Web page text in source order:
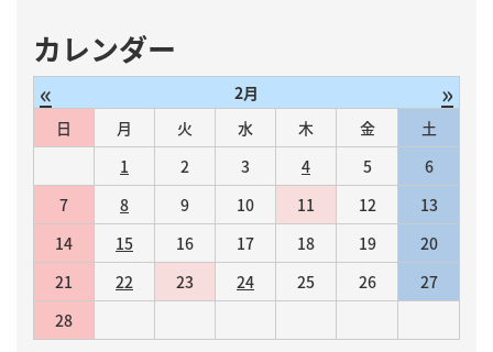
カレンダー
« 2月 »
日 月 火 水 木 金
土
1
2 3 4 5
6
7
8 9 10 11 12
13
14
15 16 17 18 19
20
21
22 23 24 25 26
27
28